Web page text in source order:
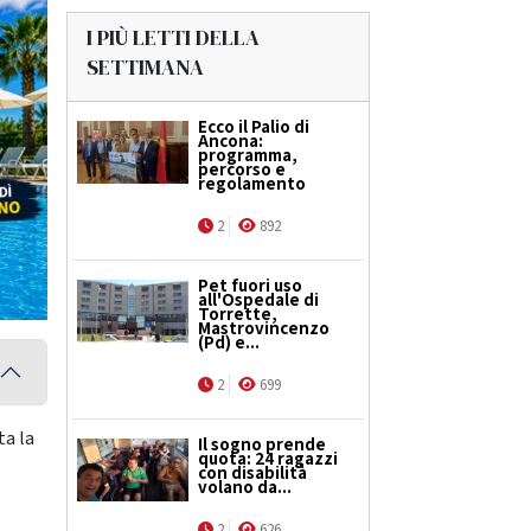
la
I PIÙ LETTI DELLA
SETTIMANA
Ecco il Palio di
Ancona:
programma,
percorso e
regolamento
2 892
Pet fuori uso
all'Ospedale di
Torrette,
Mastrovincenzo
(Pd) e...
2 699
Il sogno prende
quota: 24 ragazzi
con disabilità
volano da...